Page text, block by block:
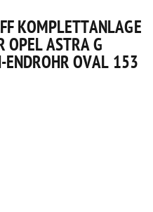
KOMPLETTANLAGE
OPEL ASTRA G
ENDROHR OVAL 153